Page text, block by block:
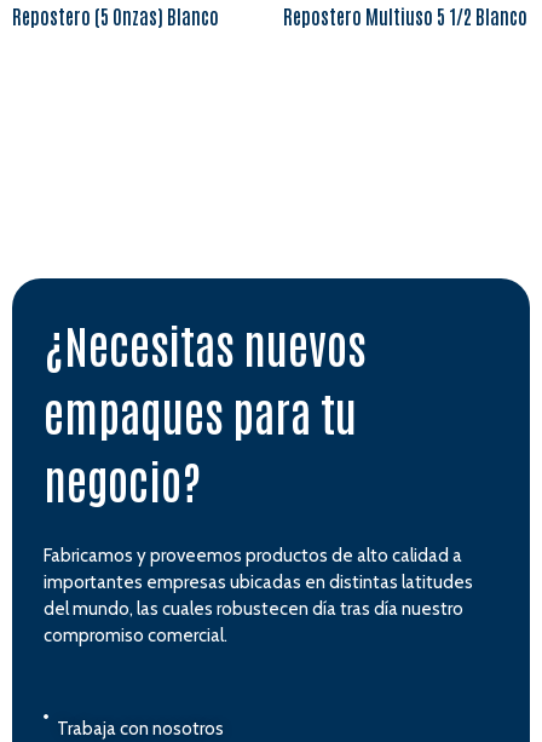
Repostero (5 Onzas) Blanco Repostero Multiuso 5 1/2 Blanco
¿Necesitas nuevos
empaques para tu
negocio?
Fabricamos y proveemos productos de alto calidad a
importantes empresas ubicadas en distintas latitudes
del mundo, las cuales robustecen día tras día nuestro
compromiso comercial.
Trabaja con nosotros